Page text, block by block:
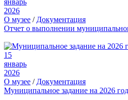
январь
2026
О музее / Документация
Отчет о выполнении
15
январь
2026
О музее / Документация
Муниципальное задание на 2026 год